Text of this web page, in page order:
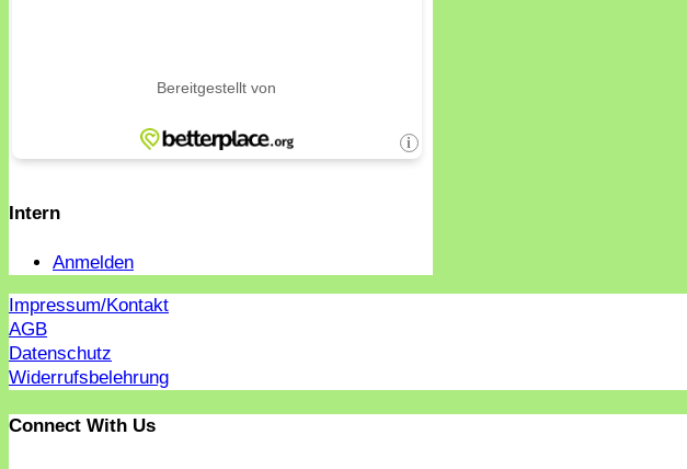
Intern
Anmelden
Impressum/Kontakt
AGB
Datenschutz
Widerrufsbelehrung
Connect With Us